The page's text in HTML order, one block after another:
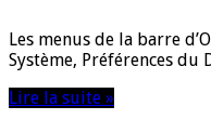
Les menus de la barre
Système, Préférences du
Lire la suite »